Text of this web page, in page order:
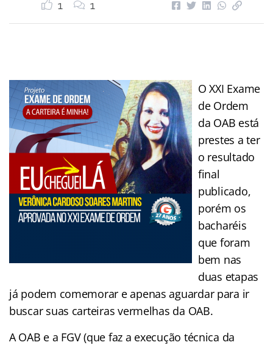
1 1
O XXI Exame
de Ordem
da OAB está
prestes a ter
o resultado
final
publicado,
porém os
bacharéis
que foram
bem nas
duas etapas
já podem comemorar e apenas aguardar para ir
buscar suas carteiras vermelhas da OAB.
A OAB e a FGV (que faz a execução técnica da